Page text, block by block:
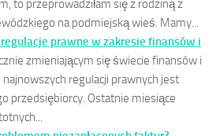
to przeprowadziłam się z rodziną z
na podmiejską wieś. Mamy...
prawne w zakresie finansów i
zmieniającym się świecie finansów i
regulacji prawnych jest
przedsiębiorcy. Ostatnie miesiące